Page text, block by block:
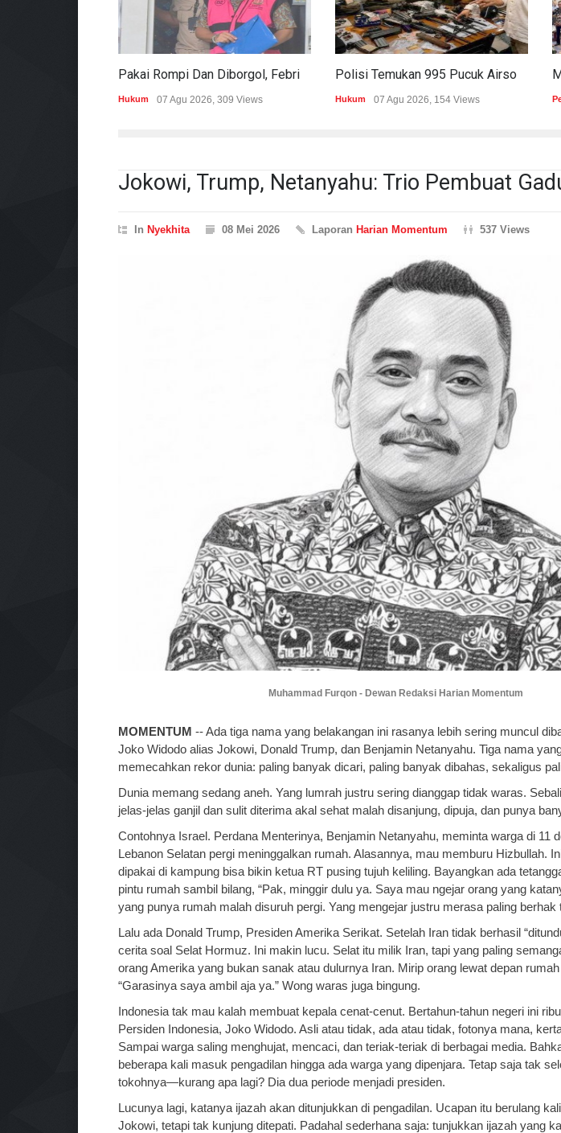
Hukum 07 Agu 2026, 309 Views Hukum 07 Agu 2026, 154 Views
Jokowi, Trump, Netanyahu: Trio Pembuat
In Nyekhita 08 Mei 2026 Laporan Harian Momentum 537 Views
Muhammad Furqon - Dewan Redaksi Harian Momentum
MOMENTUM -- Ada tiga nama yang belakangan ini rasanya lebih sering muncul
Joko Widodo alias Jokowi, Donald Trump, dan Benjamin Netanyahu. Tiga nama
memecahkan rekor dunia: paling banyak dicari, paling banyak dibahas, sekaligus
Dunia memang sedang aneh. Yang lumrah justru sering dianggap tidak waras.
jelas-jelas ganjil dan sulit diterima akal sehat malah disanjung, dipuja, dan punya
Contohnya Israel. Perdana Menterinya, Benjamin Netanyahu, meminta warga di 11
Lebanon Selatan pergi meninggalkan rumah. Alasannya, mau memburu Hizbullah.
dipakai di kampung bisa bikin ketua RT pusing tujuh keliling. Bayangkan ada
pintu rumah sambil bilang, “Pak, minggir dulu ya. Saya mau ngejar orang yang
yang punya rumah malah disuruh pergi. Yang mengejar justru merasa paling berhak
Lalu ada Donald Trump, Presiden Amerika Serikat. Setelah Iran tidak berhasil
cerita soal Selat Hormuz. Ini makin lucu. Selat itu milik Iran, tapi yang paling
orang Amerika yang bukan sanak atau dulurnya Iran. Mirip orang lewat depan
“Garasinya saya ambil aja ya.” Wong waras juga bingung.
Indonesia tak mau kalah membuat kepala cenat-cenut. Bertahun-tahun negeri ini
Persiden Indonesia, Joko Widodo. Asli atau tidak, ada atau tidak, fotonya mana,
Sampai warga saling menghujat, mencaci, dan teriak-teriak di berbagai media.
beberapa kali masuk pengadilan hingga ada warga yang dipenjara. Tetap saja tak
tokohnya—kurang apa lagi? Dia dua periode menjadi presiden.
Lucunya lagi, katanya ijazah akan ditunjukkan di pengadilan. Ucapan itu berulang
Jokowi, tetapi tak kunjung ditepati. Padahal sederhana saja: tunjukkan ijazah yang